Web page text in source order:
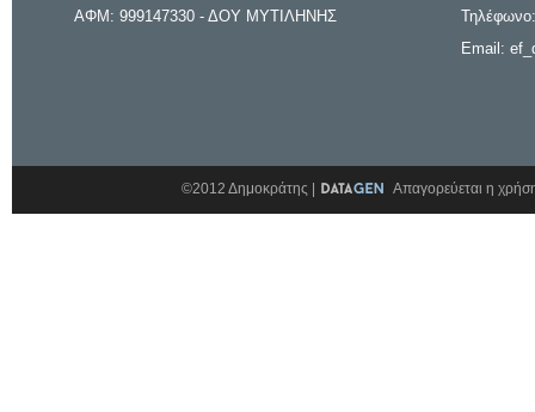
ΑΦΜ: 999147330 - ΔΟΥ ΜΥΤΙΛΗΝΗΣ
Email:
©2012 Δημοκράτης | Απαγορεύεται η